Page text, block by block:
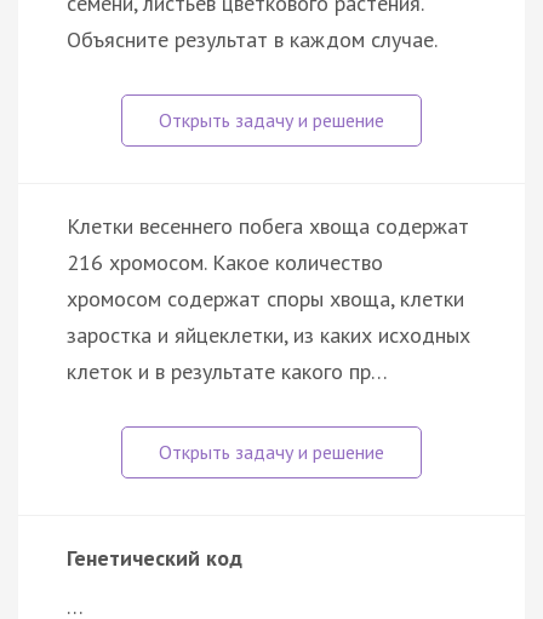
Объясните результат в каждом случае.
Клетки весеннего побега хвоща содержат
216 хромосом. Какое количество
хромосом содержат споры хвоща, клетки
заростка и яйцеклетки, из каких исходных
клеток и в результате какого пр…
Генетический код
…